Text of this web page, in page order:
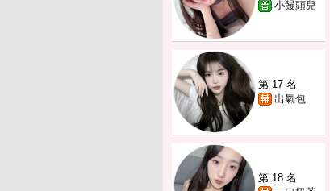
小饅頭兒
第 17 名
出氣包
第 18 名